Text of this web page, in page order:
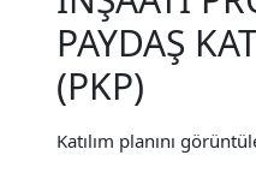
PAYDAŞ
(PKP)
Katılım planını